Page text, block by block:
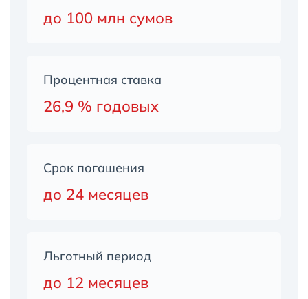
до 100 млн сумов
Процентная ставка
26,9 % годовых
Срок погашения
до 24 месяцев
Льготный период
до 12 месяцев